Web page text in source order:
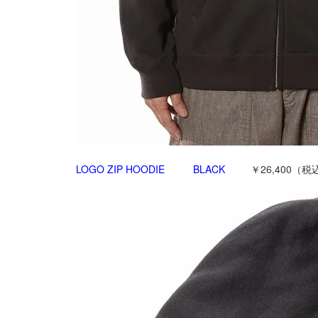
LOGO ZIP HOODIE BLACK ￥26,400（税